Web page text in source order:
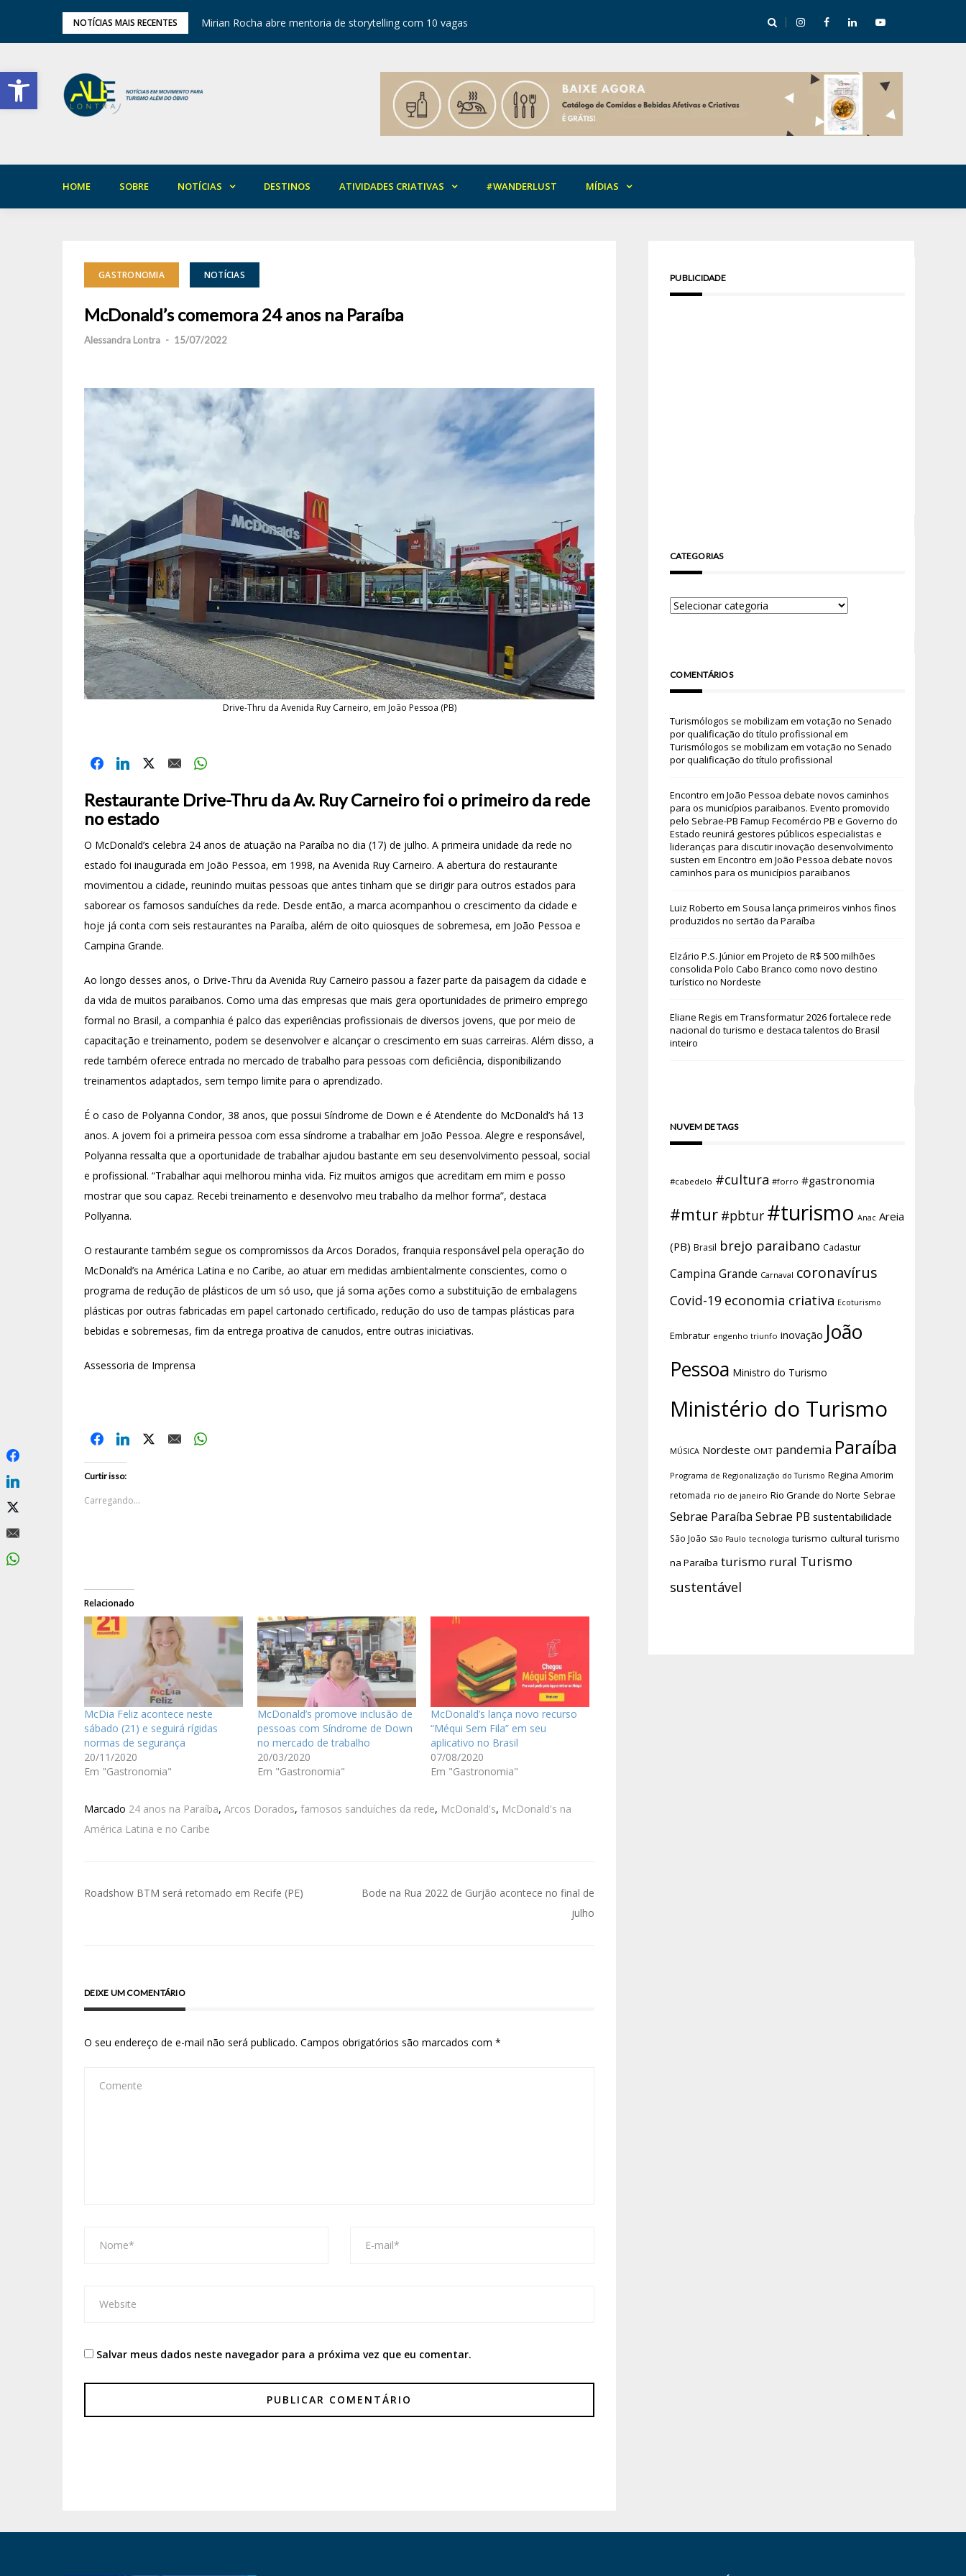
Barra de Ferramentas Aberta
NOTÍCIAS MAIS RECENTES
em Areia Mirian Rocha abre mentoria de storytelling com 10 vagas Festival de Inverno nas Serras abre temporada cultural em Cuité
HOME SOBRE NOTÍCIAS DESTINOS ATIVIDADES CRIATIVAS #WANDERLUST MÍDIAS
GASTRONOMIA NOTÍCIAS
McDonald’s comemora 24 anos na Paraíba
Alessandra Lontra - 15/07/2022
Drive-Thru da Avenida Ruy Carneiro, em João Pessoa (PB)
Restaurante Drive-Thru da Av. Ruy Carneiro foi o primeiro da rede
no estado
O McDonald’s celebra 24 anos de atuação na Paraíba no dia (17) de julho. A primeira unidade da rede no
estado foi inaugurada em João Pessoa, em 1998, na Avenida Ruy Carneiro. A abertura do restaurante
movimentou a cidade, reunindo muitas pessoas que antes tinham que se dirigir para outros estados para
saborear os famosos sanduíches da rede. Desde então, a marca acompanhou o crescimento da cidade e
hoje já conta com seis restaurantes na Paraíba, além de oito quiosques de sobremesa, em João Pessoa e
Campina Grande.
Ao longo desses anos, o Drive-Thru da Avenida Ruy Carneiro passou a fazer parte da paisagem da cidade e
da vida de muitos paraibanos. Como uma das empresas que mais gera oportunidades de primeiro emprego
formal no Brasil, a companhia é palco das experiências profissionais de diversos jovens, que por meio de
capacitação e treinamento, podem se desenvolver e alcançar o crescimento em suas carreiras. Além disso, a
rede também oferece entrada no mercado de trabalho para pessoas com deficiência, disponibilizando
treinamentos adaptados, sem tempo limite para o aprendizado.
É o caso de Polyanna Condor, 38 anos, que possui Síndrome de Down e é Atendente do McDonald’s há 13
anos. A jovem foi a primeira pessoa com essa síndrome a trabalhar em João Pessoa. Alegre e responsável,
Polyanna ressalta que a oportunidade de trabalhar ajudou bastante em seu desenvolvimento pessoal, social
e profissional. “Trabalhar aqui melhorou minha vida. Fiz muitos amigos que acreditam em mim e posso
mostrar que sou capaz. Recebi treinamento e desenvolvo meu trabalho da melhor forma”, destaca
Pollyanna.
O restaurante também segue os compromissos da Arcos Dorados, franquia responsável pela operação do
McDonald’s na América Latina e no Caribe, ao atuar em medidas ambientalmente conscientes, como o
programa de redução de plásticos de um só uso, que já soma ações como a substituição de embalagens
plásticas por outras fabricadas em papel cartonado certificado, redução do uso de tampas plásticas para
bebidas e sobremesas, fim da entrega proativa de canudos, entre outras iniciativas.
Assessoria de Imprensa
Curtir isso:
Carregando...
Relacionado
McDia Feliz acontece neste
sábado (21) e seguirá rígidas
normas de segurança
20/11/2020
Em "Gastronomia"
McDonald’s promove inclusão de
pessoas com Síndrome de Down
no mercado de trabalho
20/03/2020
Em "Gastronomia"
McDonald’s lança novo recurso
“Méqui Sem Fila” em seu
aplicativo no Brasil
07/08/2020
Em "Gastronomia"
Marcado 24 anos na Paraíba, Arcos Dorados, famosos sanduíches da rede, McDonald's, McDonald's na
América Latina e no Caribe
Roadshow BTM será retomado em Recife (PE)
Bode na Rua 2022 de Gurjão acontece no final de
julho
DEIXE UM COMENTÁRIO
O seu endereço de e-mail não será publicado. Campos obrigatórios são marcados com *
Salvar meus dados neste navegador para a próxima vez que eu comentar.
PUBLICIDADE
CATEGORIAS
COMENTÁRIOS
Turismólogos se mobilizam em votação no Senado
por qualificação do título profissional em
Turismólogos se mobilizam em votação no Senado
por qualificação do título profissional
Encontro em João Pessoa debate novos caminhos
para os municípios paraibanos. Evento promovido
pelo Sebrae-PB Famup Fecomércio PB e Governo do
Estado reunirá gestores públicos especialistas e
lideranças para discutir inovação desenvolvimento
susten em Encontro em João Pessoa debate novos
caminhos para os municípios paraibanos
Luiz Roberto em Sousa lança primeiros vinhos finos
produzidos no sertão da Paraíba
Elzário P.S. Júniorem Projeto de R$ 500 milhões
consolida Polo Cabo Branco como novo destino
turístico no Nordeste
Eliane Regis em Transformatur 2026 fortalece rede
nacional do turismo e destaca talentos do Brasil
inteiro
NUVEM DE TAGS
#cabedelo #cultura #forro #gastronomia
#mtur #pbtur #turismo Anac Areia
(PB) Brasil brejo paraibano Cadastur
Campina Grande Carnaval coronavírus
Covid-19 economia criativa Ecoturismo
Embratur engenho triunfo inovação João
Pessoa Ministro do Turismo
Ministério do Turismo
MÚSICA Nordeste OMT pandemia Paraíba
Programa de Regionalização do Turismo Regina Amorim
retomada rio de janeiro Rio Grande do Norte Sebrae
Sebrae Paraíba Sebrae PB sustentabilidade
São João São Paulo tecnologia turismo cultural turismo
na Paraíba turismo rural Turismo
sustentável